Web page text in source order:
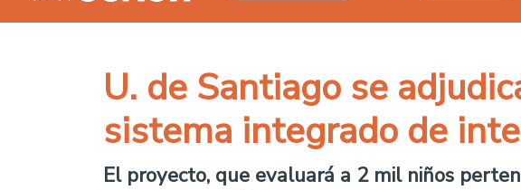
U. de Santiago se
sistema integrado de
El proyecto, que evaluará a 2 mil niños